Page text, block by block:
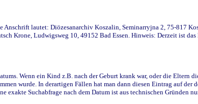
lautet: Diözesanarchiv Koszalin, Seminarryjna 2, 75-817
Krone, Ludwigsweg 10, 49152 Bad Essen. Hinweis: Derzeit ist
Wenn ein Kind z.B. nach der Geburt krank war, oder die Eltern
wurde. In derartigen Fällen hat man dann diesen Eintrag auf der
Suchabfrage nach dem Datum ist aus technischen Gründen